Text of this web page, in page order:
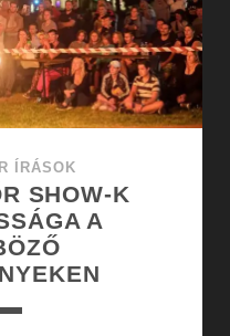
ÍRÁSOK
SHOW-K
A